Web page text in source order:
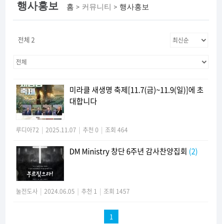
행사홍보 홈 > 커뮤니티 > 행사홍보
전체 2
미라클 새생명 축제[11.7(금)~11.9(일)]에 초
대합니다
루디아72 | 2025.11.07 | 추천 0 | 조회 464
DM Ministry 창단 6주년 감사찬양집회 (2)
눌전도사 | 2024.06.05 | 추천 1 | 조회 1457
1